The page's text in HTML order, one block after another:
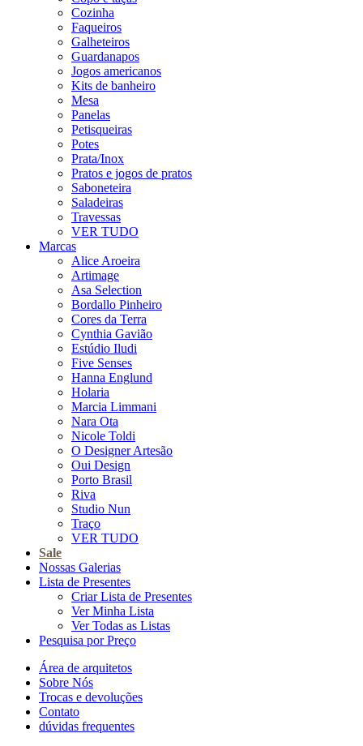
Cozinha
Faqueiros
Galheteiros
Guardanapos
Jogos americanos
Kits de banheiro
Mesa
Panelas
Petisqueiras
Potes
Prata/Inox
Pratos e jogos de pratos
Saboneteira
Saladeiras
Travessas
VER TUDO
Marcas
Alice Aroeira
Artimage
Asa Selection
Bordallo Pinheiro
Cores da Terra
Cynthia Gavião
Estúdio Iludi
Five Senses
Hanna Englund
Holaria
Marcia Limmani
Nara Ota
Nicole Toldi
O Designer Artesão
Oui Design
Porto Brasil
Riva
Studio Nun
Traço
VER TUDO
Sale
Nossas Galerias
Lista de Presentes
Criar Lista de Presentes
Ver Minha Lista
Ver Todas as Listas
Pesquisa por Preço
Área de arquitetos
Sobre Nós
Trocas e devoluções
Contato
dúvidas frequentes